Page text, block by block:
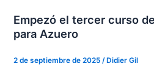
Empezó el tercer curso
para Azuero
2 de septiembre de 2025 /Didier Gil